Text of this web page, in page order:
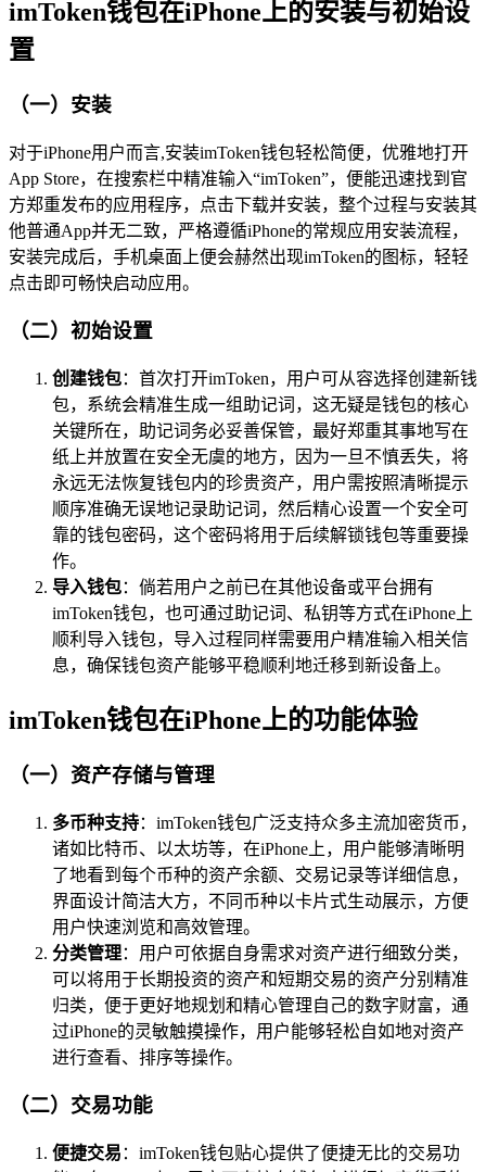
imToken钱包在iPhone上的安装与初始设
置
（一）安装
对于iPhone用户而言,安装imToken钱包轻松简便，优雅地打开
App Store，在搜索栏中精准输入“imToken”，便能迅速找到官
方郑重发布的应用程序，点击下载并安装，整个过程与安装其
他普通App并无二致，严格遵循iPhone的常规应用安装流程，
安装完成后，手机桌面上便会赫然出现imToken的图标，轻轻
点击即可畅快启动应用。
（二）初始设置
创建钱包：首次打开imToken，用户可从容选择创建新钱
包，系统会精准生成一组助记词，这无疑是钱包的核心
关键所在，助记词务必妥善保管，最好郑重其事地写在
纸上并放置在安全无虞的地方，因为一旦不慎丢失，将
永远无法恢复钱包内的珍贵资产，用户需按照清晰提示
顺序准确无误地记录助记词，然后精心设置一个安全可
靠的钱包密码，这个密码将用于后续解锁钱包等重要操
作。
导入钱包：倘若用户之前已在其他设备或平台拥有
imToken钱包，也可通过助记词、私钥等方式在iPhone上
顺利导入钱包，导入过程同样需要用户精准输入相关信
息，确保钱包资产能够平稳顺利地迁移到新设备上。
imToken钱包在iPhone上的功能体验
（一）资产存储与管理
多币种支持：imToken钱包广泛支持众多主流加密货币，
诸如比特币、以太坊等，在iPhone上，用户能够清晰明
了地看到每个币种的资产余额、交易记录等详细信息，
界面设计简洁大方，不同币种以卡片式生动展示，方便
用户快速浏览和高效管理。
分类管理：用户可依据自身需求对资产进行细致分类，
可以将用于长期投资的资产和短期交易的资产分别精准
归类，便于更好地规划和精心管理自己的数字财富，通
过iPhone的灵敏触摸操作，用户能够轻松自如地对资产
进行查看、排序等操作。
（二）交易功能
便捷交易 ：imToken钱包贴心提供了便捷无比的交易功